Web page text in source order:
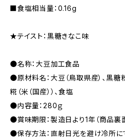
■食塩相当量：0.16g
★テイスト：黒糖きなこ味
●名称：大豆加工食品
●原材料名：大豆（鳥取県産）、黒糖粉
糀（米（国産））、食塩
●内容量：280ｇ
●賞味期限：製造日より1年（商品裏
●保存方法：直射日光を避け冷所に